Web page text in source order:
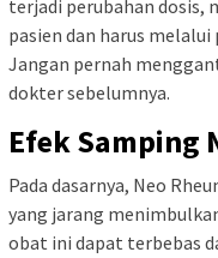
terjadi perubahan dosis,
pasien dan harus
Jangan pernah
dokter sebelumnya.
Efek Samping
Pada dasarnya, Neo
yang jarang
obat ini dapat terbebas